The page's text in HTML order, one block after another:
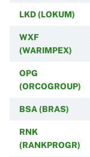
LKD (LOKUM)
WXF
(WARIMPEX)
OPG
(ORCOGROUP)
BSA (BRAS)
RNK
(RANKPROGR)